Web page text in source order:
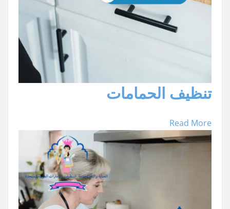
تنظيف الحمامات
Read More